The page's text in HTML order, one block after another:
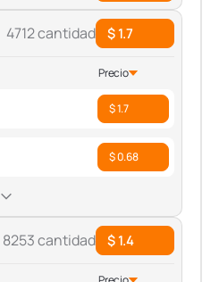
4712 cantidad $ 1.7
Precio
$ 1.7
$ 0.68
8253 cantidad $ 1.4